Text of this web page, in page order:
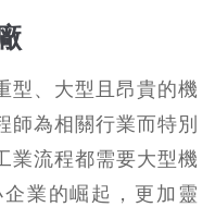
型、大型且昂貴的機
師為相關行業而特別
業流程都需要大型機
業的崛起，更加靈